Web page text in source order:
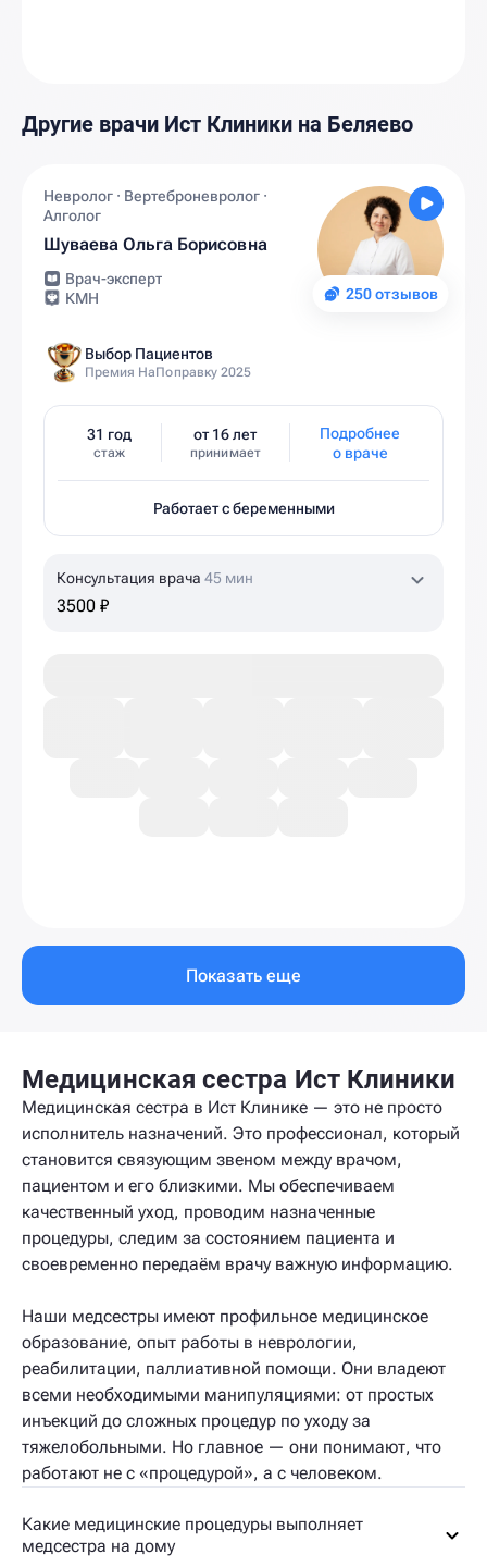
Другие врачи Ист Клиники на Беляево
250 отзывов
Невролог · Вертеброневролог ·
Алголог
Шуваева Ольга Борисовна
Врач-эксперт
КМН
Выбор Пациентов
Премия НаПоправку 2025
31 год
стаж
от 16 лет
принимает
Подробнее
о враче
Работает с беременными
Консультация врача 45 мин
3500 ₽
Показать еще
Медицинская сестра Ист Клиники
Медицинская сестра в Ист Клинике — это не просто
исполнитель назначений. Это профессионал, который
становится связующим звеном между врачом,
пациентом и его близкими. Мы обеспечиваем
качественный уход, проводим назначенные
процедуры, следим за состоянием пациента и
своевременно передаём врачу важную информацию.
Наши медсестры имеют профильное медицинское
образование, опыт работы в неврологии,
реабилитации, паллиативной помощи. Они владеют
всеми необходимыми манипуляциями: от простых
инъекций до сложных процедур по уходу за
тяжелобольными. Но главное — они понимают, что
работают не с «процедурой», а с человеком.
Какие медицинские процедуры выполняет
медсестра на дому